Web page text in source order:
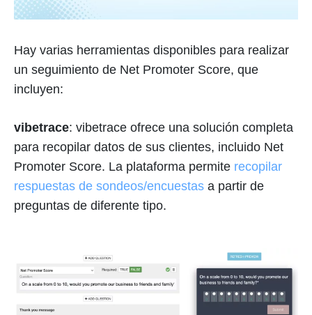
Hay varias herramientas disponibles para realizar
un seguimiento de Net Promoter Score, que
incluyen:
vibetrace: vibetrace ofrece una solución completa
para recopilar datos de sus clientes, incluido Net
Promoter Score. La plataforma permite recopilar
respuestas de sondeos/encuestas a partir de
preguntas de diferente tipo.